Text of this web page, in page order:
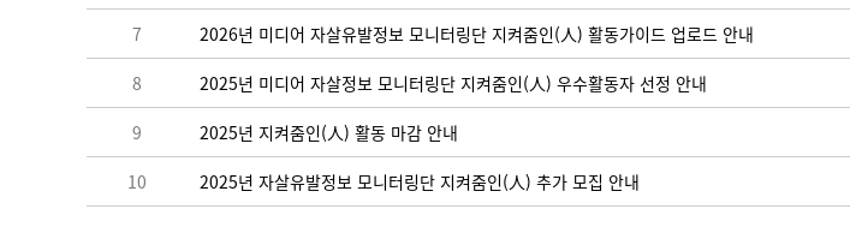
7 2026년 미디어 자살유발정보 모니터링단 지켜줌인(人) 활동가이드 업로드 안내
8 2025년 미디어 자살정보 모니터링단 지켜줌인(人) 우수활동자 선정 안내
9 2025년 지켜줌인(人) 활동 마감 안내
10 2025년 자살유발정보 모니터링단 지켜줌인(人) 추가 모집 안내